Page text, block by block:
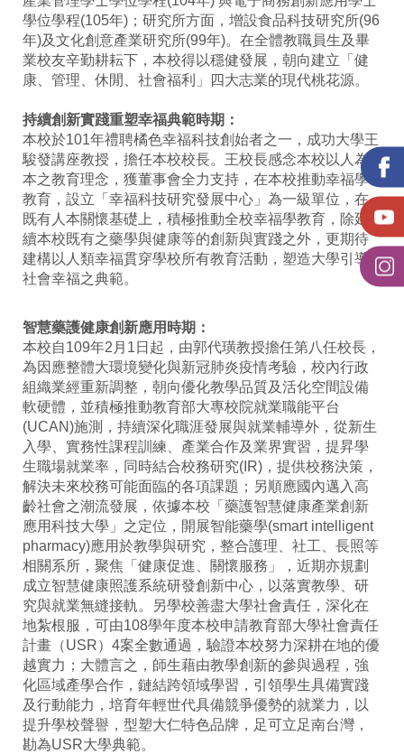
學位學程(105年)；研究所方面，增設食品科技研究所(96
年)及文化創意產業研究所(99年)。在全體教職員生及畢
業校友辛勤耕耘下，本校得以穩健發展，朝向建立「健
康、管理、休閒、社會福利」四大志業的現代桃花源。
持續創新實踐重塑幸福典範時期：
本校於101年禮聘橘色幸福科技創始者之一，成功大學王
駿發講座教授，擔任本校校長。王校長感念本校以人為
本之教育理念，獲董事會全力支持，在本校推動幸福學
教育，設立「幸福科技研究發展中心」為一級單位，在
既有人本關懷基礎上，積極推動全校幸福學教育，除延
續本校既有之藥學與健康等的創新與實踐之外，更期待
建構以人類幸福貫穿學校所有教育活動，塑造大學引導
社會幸福之典範。
智慧藥護健康創新應用時期：
本校自109年2月1日起，由郭代璜教授擔任第八任校長，
為因應整體大環境變化與新冠肺炎疫情考驗，校內行政
組織業經重新調整，朝向優化教學品質及活化空間設備
軟硬體，並積極推動教育部大專校院就業職能平台
(UCAN)施測，持續深化職涯發展與就業輔導外，從新生
入學、實務性課程訓練、產業合作及業界實習，提昇學
生職場就業率，同時結合校務研究(IR)，提供校務決策，
解決未來校務可能面臨的各項課題；另順應國內邁入高
齡社會之潮流發展，依據本校「藥護智慧健康產業創新
應用科技大學」之定位，開展智能藥學(smart intelligent
pharmacy)應用於教學與研究，整合護理、社工、長照等
相關系所，聚焦「健康促進、關懷服務」，近期亦規劃
成立智慧健康照護系統研發創新中心，以落實教學、研
究與就業無縫接軌。另學校善盡大學社會責任，深化在
地紮根服，可由108學年度本校申請教育部大學社會責任
計畫（USR）4案全數通過，驗證本校努力深耕在地的優
越實力；大體言之，師生藉由教學創新的參與過程，強
化區域產學合作，鏈結跨領域學習，引領學生具備實踐
及行動能力，培育年輕世代具備競爭優勢的就業力，以
提升學校聲譽，型塑大仁特色品牌，足可立足南台灣，
勘為USR大學典範。